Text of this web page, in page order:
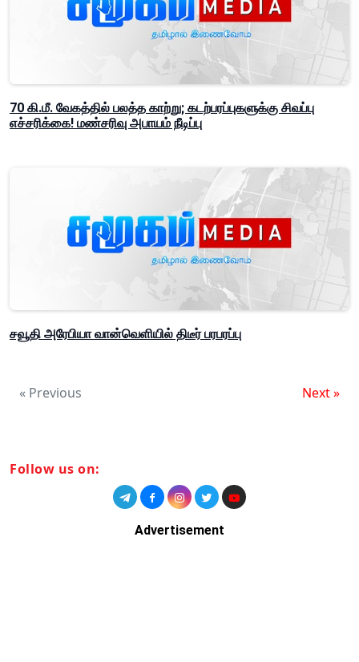
70 கி.மீ. வேகத்தில் பலத்த காற்று; கடற்பரப்புகளுக்கு சிவப்பு
எச்சரிக்கை! மண்சரிவு அபாயம் நீடிப்பு
சவூதி அரேபியா வான்வெளியில் திடீர் பரபரப்பு
« Previous Next »
Follow us on:
Advertisement